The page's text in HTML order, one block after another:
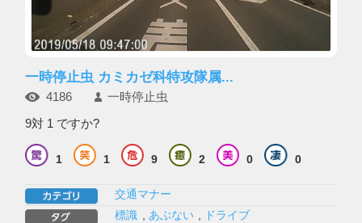
一時停止虫 カミカゼ科特攻隊属...
4186 一時停止虫
9対 1 ですか?
1 1 9 2 0 0
交通マナー
標識
あぶない
ドライブ